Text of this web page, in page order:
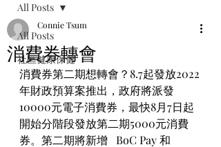
All Posts
社區健康保健
All Posts
消費券轉會
Connie Tsum
消費券第二期想轉會？8.7起發放2022
年財政預算案推出，政府將派發
10000元電子消費券，最快8月7日起
開始分階段發放第二期5000元消費
券。第二期將新增   BoC Pay 和